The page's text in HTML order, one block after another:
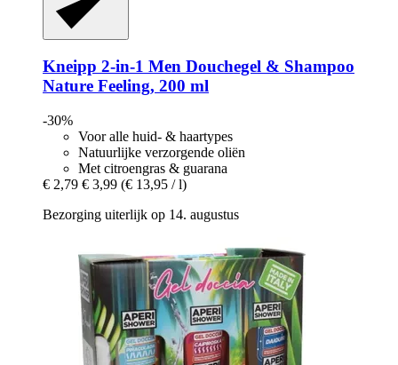
Kneipp 2-​in-​1 Men Douchegel & Shampoo
Nature Feeling, 200 ml
-30%
Voor alle huid- & haartypes
Natuurlijke verzorgende oliën
Met citroengras & guarana
€ 2,79 € 3,99 (€ 13,95 / l)
Bezorging uiterlijk op 14. augustus